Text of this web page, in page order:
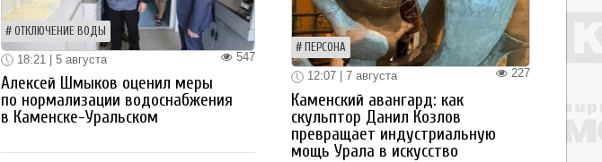
ОТКЛЮЧЕНИЕ ВОДЫ
547
18:21 | 5 августа
Алексей Шмыков оценил меры
по нормализации водоснабжения
в Каменске-Уральском
ПЕРСОНА
227
12:07 | 7 августа
Каменский авангард: как
скульптор Данил Козлов
превращает индустриальную
мощь Урала в искусство